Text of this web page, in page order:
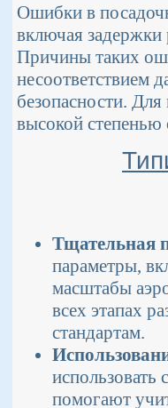
Ошибки в
включая
Причины таких
несоответствием
безопасности.
высокой степенью
Тщательная
параметры,
масштабы
всех этапах
стандартам.
помогают